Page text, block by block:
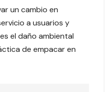
un cambio en
a usuarios y
el daño ambiental
de empacar en